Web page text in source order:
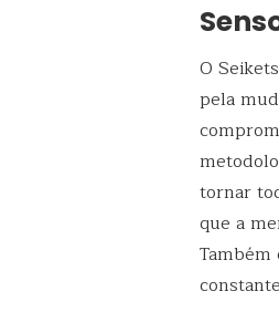
O
pela
tornar
que a